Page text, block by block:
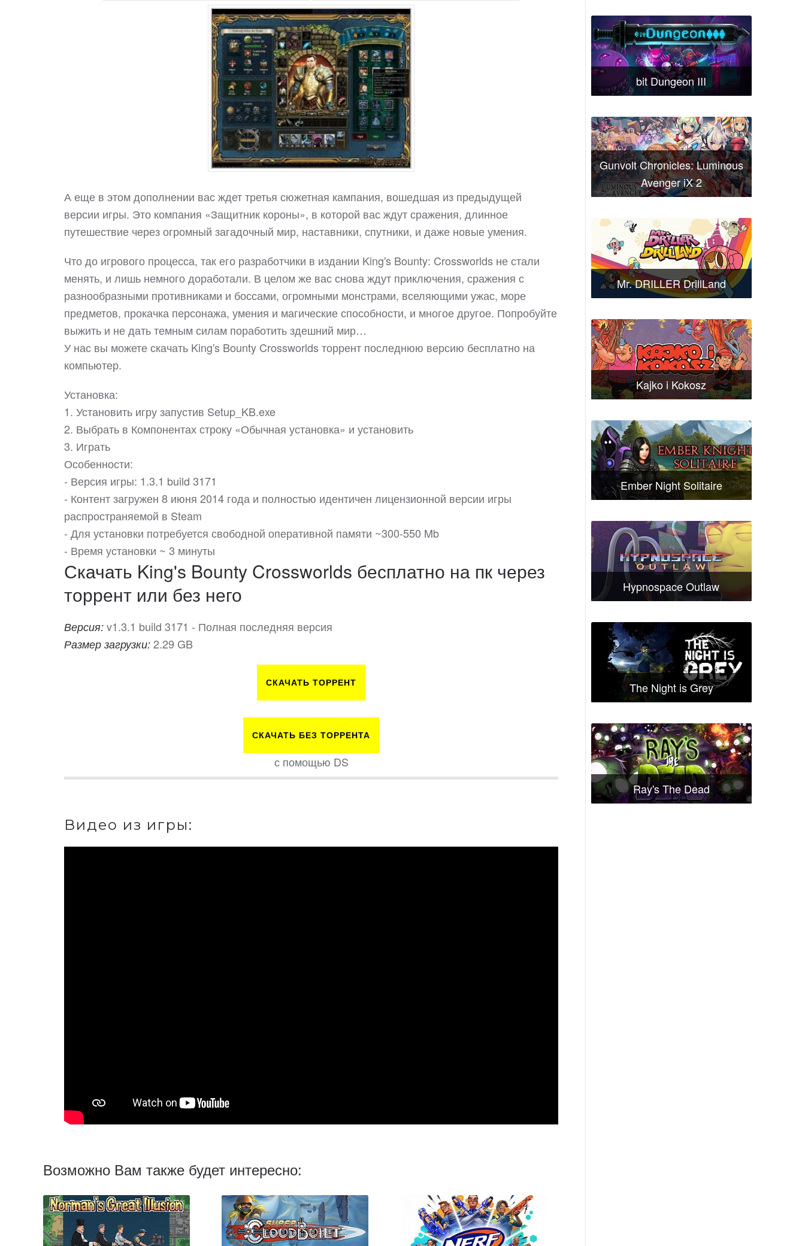
А еще в этом дополнении вас ждет третья сюжетная кампания, вошедшая из предыдущей
версии игры. Это компания «Защитник короны», в которой вас ждут сражения, длинное
путешествие через огромный загадочный мир, наставники, спутники, и даже новые умения.
Что до игрового процесса, так его разработчики в издании King's Bounty: Crossworlds не стали
менять, и лишь немного доработали. В целом же вас снова ждут приключения, сражения с
разнообразными противниками и боссами, огромными монстрами, вселяющими ужас, море
предметов, прокачка персонажа, умения и магические способности, и многое другое. Попробуйте
выжить и не дать темным силам поработить здешний мир…
У нас вы можете скачать King's Bounty Crossworlds торрент последнюю версию бесплатно на
компьютер.
Установка:
1. Установить игру запустив Setup_KB.exe
2. Выбрать в Компонентах строку «Обычная установка» и установить
3. Играть
Особенности:
- Версия игры: 1.3.1 build 3171
- Контент загружен 8 июня 2014 года и полностью идентичен лицензионной версии игры
распространяемой в Steam
- Для установки потребуется свободной оперативной памяти ~300-550 Mb
- Время установки ~ 3 минуты
Скачать King's Bounty Crossworlds бесплатно на пк через
торрент или без него
Версия: v1.3.1 build 3171 - Полная последняя версия
Размер загрузки: 2.29 GB
СКАЧАТЬ ТОРРЕНТ
СКАЧАТЬ БЕЗ ТОРРЕНТА
с помощью DS
Видео из игры:
Возможно Вам также будет интересно:
bit Dungeon III
Gunvolt Chronicles: Luminous
Avenger iX 2
Mr. DRILLER DrillLand
Kajko i Kokosz
Ember Night Solitaire
Hypnospace Outlaw
The Night is Grey
Ray's The Dead